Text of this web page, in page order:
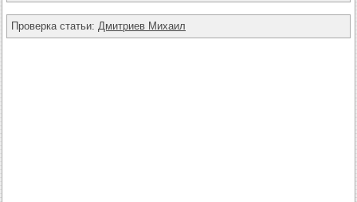
Проверка статьи: Дмитриев Михаил